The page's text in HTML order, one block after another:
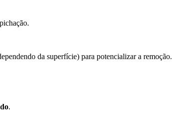
da superfície) para potencializar a remoção.
.